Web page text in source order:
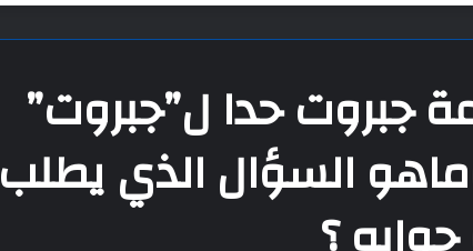
حدا ل”جبروت”
السؤال الذي يطلب